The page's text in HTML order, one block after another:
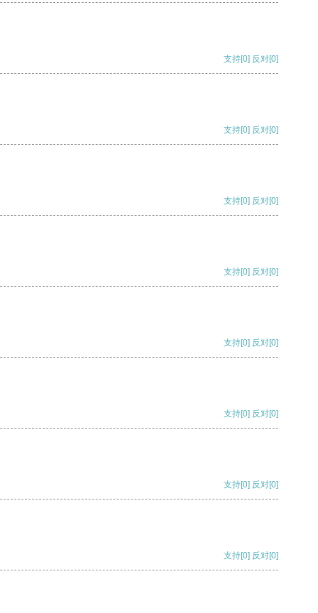
支持[0] 反对[0]
支持[0] 反对[0]
支持[0] 反对[0]
支持[0] 反对[0]
支持[0] 反对[0]
支持[0] 反对[0]
支持[0] 反对[0]
支持[0] 反对[0]